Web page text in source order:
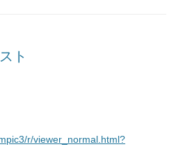
ト
r/viewer_normal.html?